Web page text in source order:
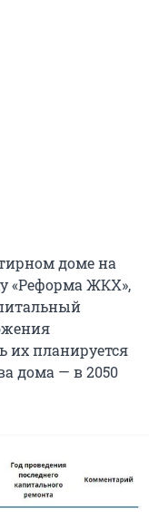
доме на
«Реформа ЖКХ»,
их планируется
дома — в 2050